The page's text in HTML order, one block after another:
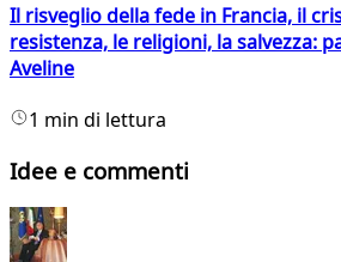
Il risveglio della fede in Francia, il
resistenza, le religioni, la salvezza:
Aveline
1 min di lettura
Idee e commenti